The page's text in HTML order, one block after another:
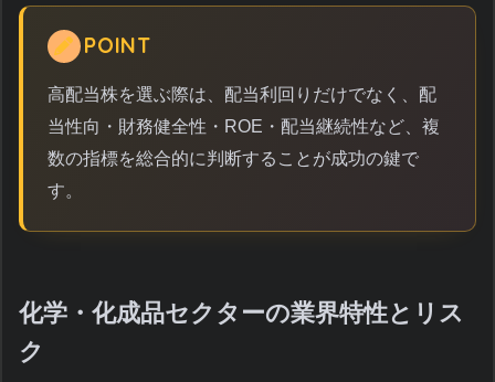
POINT
高配当株を選ぶ際は、配当利回りだけでなく、配
当性向・財務健全性・ROE・配当継続性など、複
数の指標を総合的に判断することが成功の鍵で
す。
化学・化成品セクターの業界特性とリス
ク